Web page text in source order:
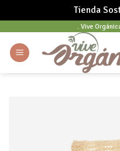
Tienda
content
. Vive